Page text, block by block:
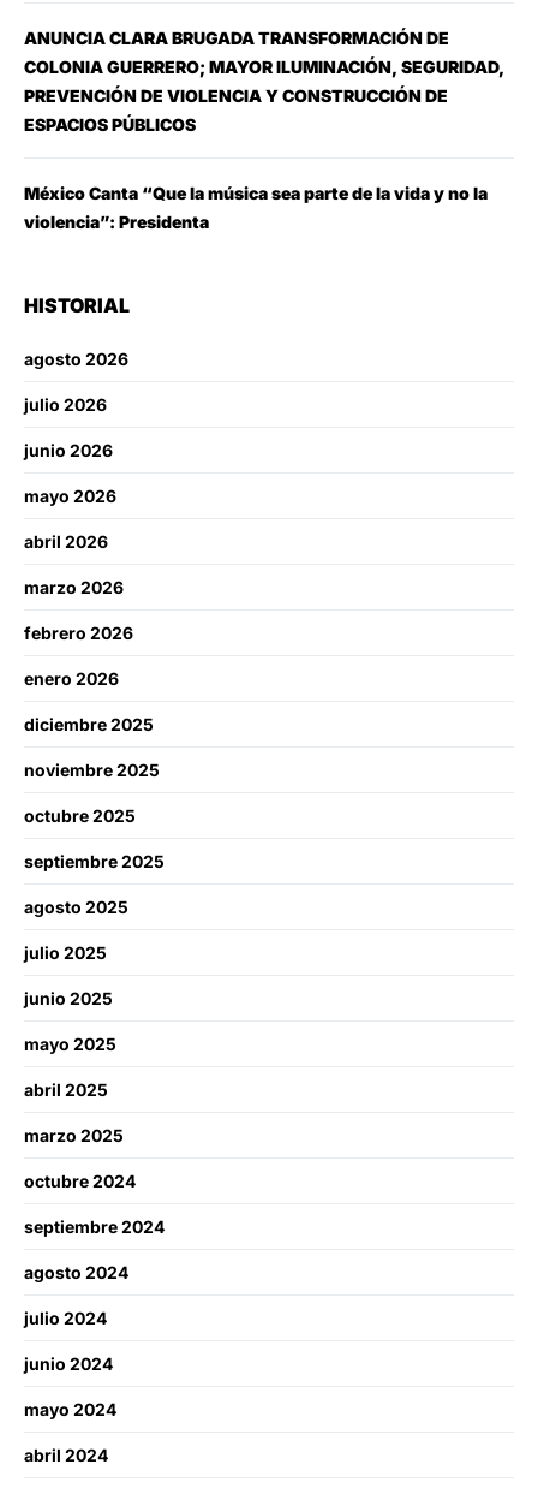
ANUNCIA CLARA BRUGADA TRANSFORMACIÓN DE
COLONIA GUERRERO; MAYOR ILUMINACIÓN, SEGURIDAD,
PREVENCIÓN DE VIOLENCIA Y CONSTRUCCIÓN DE
ESPACIOS PÚBLICOS
México Canta “Que la música sea parte de la vida y no la
violencia”: Presidenta
HISTORIAL
agosto 2026
julio 2026
junio 2026
mayo 2026
abril 2026
marzo 2026
febrero 2026
enero 2026
diciembre 2025
noviembre 2025
octubre 2025
septiembre 2025
agosto 2025
julio 2025
junio 2025
mayo 2025
abril 2025
marzo 2025
octubre 2024
septiembre 2024
agosto 2024
julio 2024
junio 2024
mayo 2024
abril 2024